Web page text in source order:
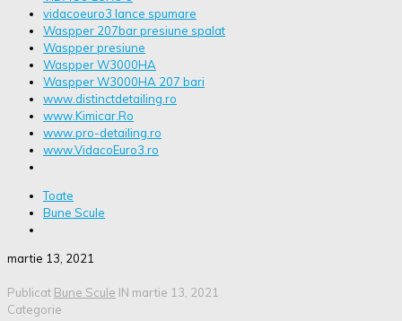
vidacoeuro3 lance spumare
Waspper 207bar presiune spalat
Waspper presiune
Waspper W3000HA
Waspper W3000HA 207 bari
www.distinctdetailing.ro
www.Kimicar.Ro
www.pro-detailing.ro
www.VidacoEuro3.ro
Toate
Bune Scule
martie 13, 2021
Publicat Bune Scule IN martie 13, 2021
Categorie